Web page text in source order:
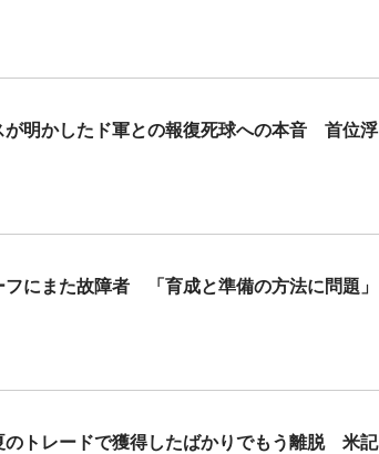
が明かしたド軍との報復死球への本音 首位浮
にまた故障者 「育成と準備の方法に問題」
のトレードで獲得したばかりでもう離脱 米記